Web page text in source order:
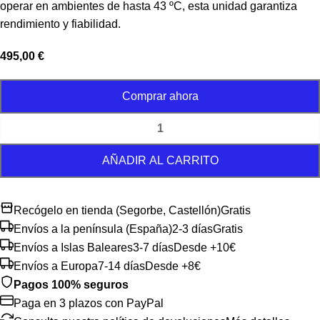
operar en ambientes de hasta 43 ºC, esta unidad garantiza
rendimiento y fiabilidad.
495,00 €
AÑADIR AL CARRITO
Comprar ahora
Recógelo en tienda (Segorbe, Castellón)Gratis
Envíos a la península (España)2-3 díasGratis
Envíos a Islas Baleares3-7 díasDesde +10€
Envíos a Europa7-14 díasDesde +8€
Pagos 100% seguros
Paga en 3 plazos con PayPal